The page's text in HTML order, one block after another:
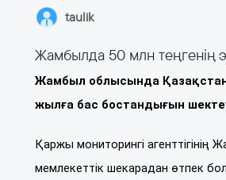
taulik
Жамбылда 50 млн теңгенің
Жамбыл облысында Қазақстан
жылға бас бостандығын
Қаржы мониторингі
мемлекеттік шекарадан өтпек